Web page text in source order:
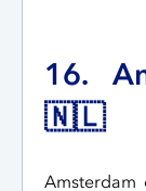
16.
🇳🇱
Amsterdam